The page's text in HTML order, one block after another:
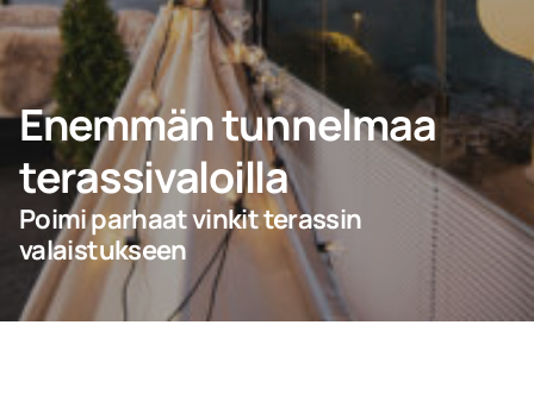
Ammattilaisille
Yritys
Ota yhteyttä
PYYDÄ TARJOUS
Enemmän tunnelmaa
terassivaloilla
Poimi parhaat vinkit terassin
valaistukseen